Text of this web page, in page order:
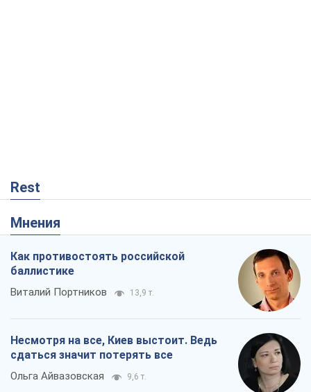
Rest
Мнения
Как противостоять российской
баллистике
Виталий Портников 13,9 т.
Несмотря на все, Киев выстоит. Ведь
сдаться значит потерять все
Ольга Айвазовская 9,6 т.